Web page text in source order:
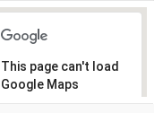
This page can't load
Google Maps
correctly.